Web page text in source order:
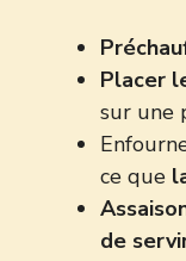
Placer
sur une
ce que
de